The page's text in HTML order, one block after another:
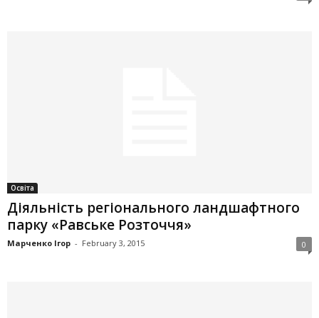
Освіта
Діяльність регіонального ландшафтного
парку «Равське Розточчя»
Марченко Ігор - February 3, 2015 0